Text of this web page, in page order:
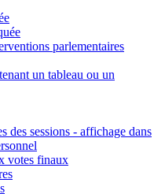
parlementaires
un tableau ou un
des sessions - affichage dans
votes finaux